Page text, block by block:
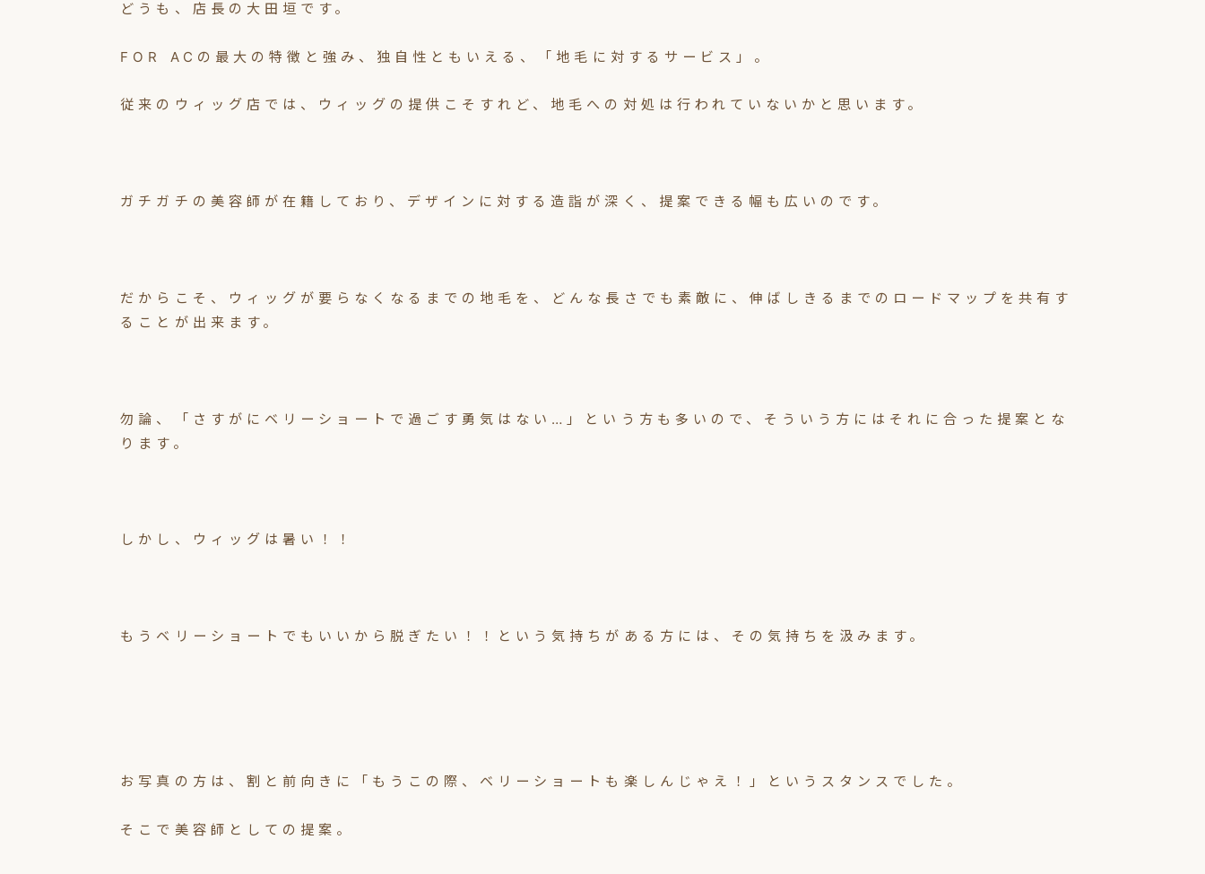
どうも、店長の大田垣です。
FOR ACの最大の特徴と強み、独自性ともいえる、「地毛に対するサービス」。
従来のウィッグ店では、ウィッグの提供こそすれど、地毛への対処は行われていないかと思います。
ガチガチの美容師が在籍しており、デザインに対する造詣が深く、提案できる幅も広いのです。
だからこそ、ウィッグが要らなくなるまでの地毛を、どんな長さでも素敵に、伸ばしきるまでのロードマップを共有す
ることが出来ます。
勿論、「さすがにベリーショートで過ごす勇気はない…」という方も多いので、そういう方にはそれに合った提案とな
ります。
しかし、ウィッグは暑い！！
もうベリーショートでもいいから脱ぎたい！！という気持ちがある方には、その気持ちを汲みます。
お写真の方は、割と前向きに「もうこの際、ベリーショートも楽しんじゃえ！」というスタンスでした。
そこで美容師としての提案。